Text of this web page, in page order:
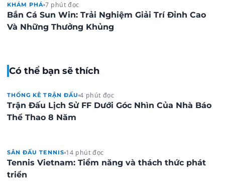
KHÁM PHÁ 7 phút đọc
Bắn Cá Sun Win: Trải Nghiệm Giải Trí Đỉnh Cao
Và Những Thưởng Khủng
Có thể bạn sẽ thích
THỐNG KÊ TRẬN ĐẤU 4 phút đọc
Trận Đấu Lịch Sử FF Dưới Góc Nhìn Của Nhà Báo
Thể Thao 8 Năm
SÂN ĐẤU TENNIS 14 phút đọc
Tennis Vietnam: Tiềm năng và thách thức phát
triển